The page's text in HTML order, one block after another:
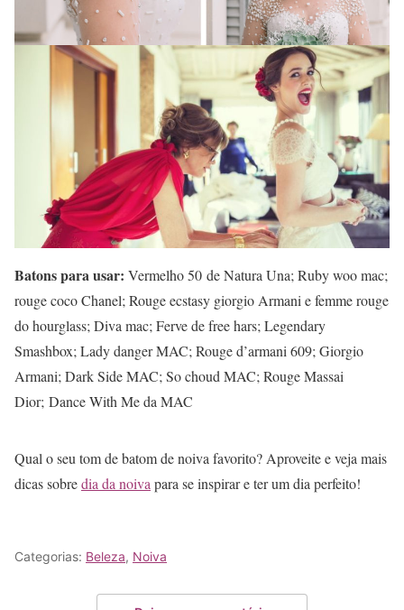
Batons para usar: Vermelho 50 de Natura Una; Ruby woo mac;
rouge coco Chanel; Rouge ecstasy giorgio Armani e femme rouge
do hourglass; Diva mac; Ferve de free hars; Legendary
Smashbox; Lady danger MAC; Rouge d’armani 609; Giorgio
Armani; Dark Side MAC; So choud MAC; Rouge Massai
Dior; Dance With Me da MAC
Qual o seu tom de batom de noiva favorito? Aproveite e veja mais
dicas sobredia da noiva para se inspirar e ter um dia perfeito!
Categorias: Beleza, Noiva